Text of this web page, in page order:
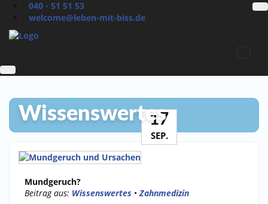
040 - 51 51 53
welcome@leben-mit-biss.de
Wissenswertes
17
SEP.
Mundgeruch?
Beitrag aus: Wissenswertes • Zahnmedizin